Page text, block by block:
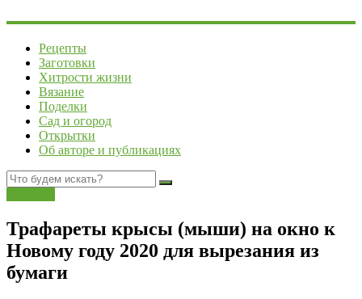
Рецепты
Заготовки
Хитрости жизни
Вязание
Поделки
Сад и огород
Открытки
Об авторе и публикациях
Трафареты крысы (мыши) на окно к
Новому году 2020 для вырезания из
бумаги